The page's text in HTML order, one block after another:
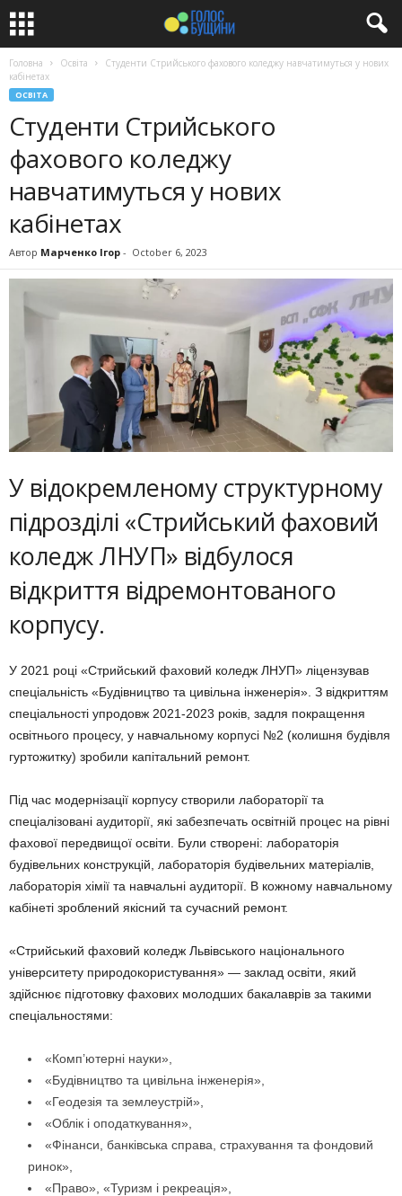
Головна Освіта
Студенти Стрийського фахового коледжу навчатимуться у нових
кабінетах
ОСВІТА
Студенти Стрийського
фахового коледжу
навчатимуться у нових
кабінетах
Автор Марченко Ігор - October 6, 2023
У відокремленому структурному
підрозділі «Стрийський фаховий
коледж ЛНУП» відбулося
відкриття відремонтованого
корпусу.
У 2021 році «Стрийський фаховий коледж ЛНУП» ліцензував
спеціальність «Будівництво та цивільна інженерія». З відкриттям
спеціальності упродовж 2021-2023 років, задля покращення
освітнього процесу, у навчальному корпусі №2 (колишня будівля
гуртожитку) зробили капітальний ремонт.
Під час модернізації корпусу створили лабораторії та
спеціалізовані аудиторії, які забезпечать освітній процес на рівні
фахової передвищої освіти. Були створені: лабораторія
будівельних конструкцій, лабораторія будівельних матеріалів,
лабораторія хімії та навчальні аудиторії. В кожному навчальному
кабінеті зроблений якісний та сучасний ремонт.
«Стрийський фаховий коледж Львівського національного
університету природокористування» — заклад освіти, який
здійснює підготовку фахових молодших бакалаврів за такими
спеціальностями:
«Комп’ютерні науки»,
«Будівництво та цивільна інженерія»,
«Геодезія та землеустрій»,
«Облік і оподаткування»,
«Фінанси, банківська справа, страхування та фондовий
ринок»,
«Право», «Туризм і рекреація»,